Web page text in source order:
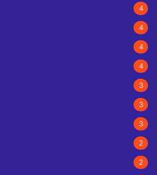
4
4
4
4
3
3
3
2
2